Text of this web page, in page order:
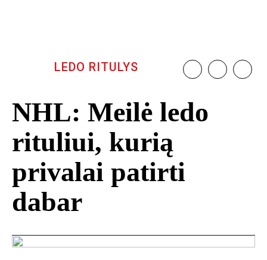
NHL: Meilė ledo
rituliui, kurią
privalai patirti
dabar
LEDO RITULYS